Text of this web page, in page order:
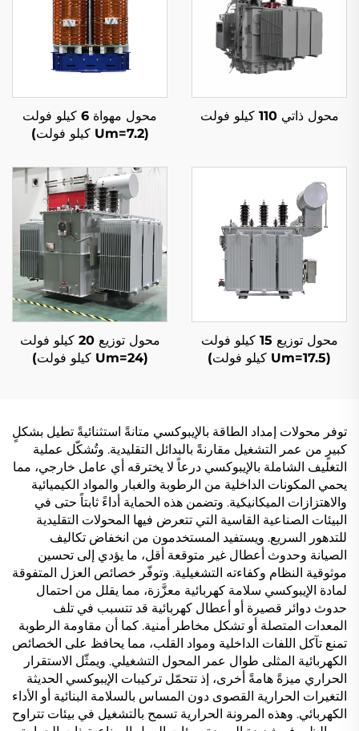
محول ذاتي 110 كيلو فولت
محول مهواة 6 كيلو فولت
(Um=7.2 كيلو فولت)
محول توزيع 15 كيلو فولت
(Um=17.5 كيلو فولت)
محول توزيع 20 كيلو فولت
(Um=24 كيلو فولت)
توفر محولات إمداد الطاقة بالإيبوكسي متانةً استثنائيةً تطيل بشكلٍ
كبيرٍ من عمر التشغيل مقارنةً بالبدائل التقليدية. وتُشكّل عملية
التغليف الشاملة بالإيبوكسي درعاً لا يخترقه أي عامل خارجي، مما
يحمي المكونات الداخلية من الرطوبة والغبار والمواد الكيميائية
والاهتزازات الميكانيكية. وتضمن هذه الحماية أداءً ثابتاً حتى في
البيئات الصناعية القاسية التي تتعرض فيها المحولات التقليدية
للتدهور السريع. ويستفيد المستخدمون من انخفاض تكاليف
الصيانة وحدوث أعطال غير متوقعة أقل، ما يؤدي إلى تحسين
موثوقية النظام وكفاءته التشغيلية. وتوفّر خصائص العزل المتفوقة
لمادة الإيبوكسي سلامة كهربائية معزَّزة، مما يقلل من احتمال
حدوث دوائر قصيرة أو أعطال كهربائية قد تتسبب في تلف
المعدات المتصلة أو تشكل مخاطر أمنية. كما أن مقاومة الرطوبة
تمنع تآكل اللفات الداخلية ومواد القلب، مما يحافظ على الخصائص
الكهربائية المثلى طوال عمر المحول التشغيلي. ويمثّل الاستقرار
الحراري ميزةً هامةً أخرى، إذ تتحمّل تركيبات الإيبوكسي الحديثة
التغيرات الحرارية القصوى دون المساس بالسلامة البنائية أو الأداء
الكهربائي. وهذه المرونة الحرارية تسمح بالتشغيل في بيئات تتراوح